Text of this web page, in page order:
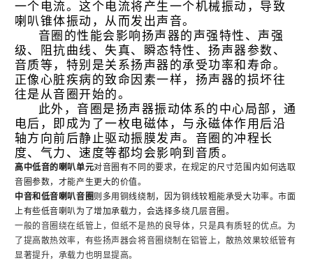
一个电流。这个电流将产生一个机械振动，导致
喇叭锥体振动，从而发出声音。
音圈的性能会影响扬声器的声强特性、声强
级、阻抗曲线、失真、瞬态特性、扬声器参数、
音质等，特别是关系扬声器的承受功率和寿命。
正像心脏疾病的致命因素一样，扬声器的损坏往
往是从音圈开始的。
此外，音圈是扬声器振动体系的中心局部，通
电后，即成为了一枚电磁体，与永磁体作用后沿
轴方向前后静止驱动振膜发声。音圈的冲程长
度、气力、速度等都均会影响到音质。
高中低音的喇叭单元对音圈有不同的要求，在规定的尺寸范围内如何选取
音圈参数，才能产生更大的价值。
中音和低音喇叭音圈则多用铜线绕制，因为铜线较粗能承受大功率。市面
上有些低音喇叭为了增加承载力，会选择多绕几层音圈。
一般的音圈绕在纸管上，但纸不是热的良导体，只是具有质轻的优点。为
了提高散热效率，有些扬声器会将音圈绕制在铝管上，散热效果较纸管有
显著提升，承载力也明显提高。